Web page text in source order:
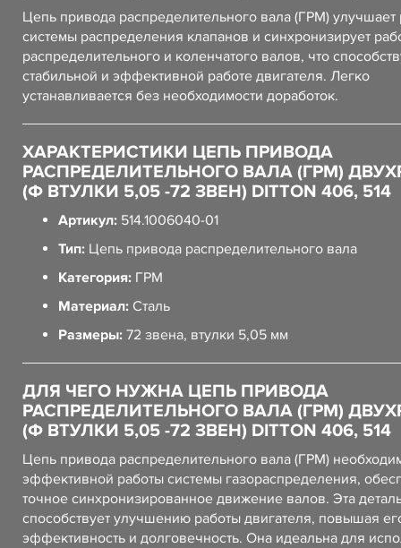
Цепь привода распределительного вала (ГРМ) улучшает
системы распределения клапанов и синхронизирует
распределительного и коленчатого валов, что
стабильной и эффективной работе двигателя. Легко
устанавливается без необходимости доработок.
ХАРАКТЕРИСТИКИ ЦЕПЬ ПРИВОДА
РАСПРЕДЕЛИТЕЛЬНОГО ВАЛА (ГРМ)
(Ф ВТУЛКИ 5,05 -72 ЗВЕН) DITTON 406, 514
Артикул: 514.1006040-01
Тип: Цепь привода распределительного вала
Категория: ГРМ
Материал: Сталь
Размеры: 72 звена, втулки 5,05 мм
ДЛЯ ЧЕГО НУЖНА ЦЕПЬ ПРИВОДА
РАСПРЕДЕЛИТЕЛЬНОГО ВАЛА (ГРМ)
(Ф ВТУЛКИ 5,05 -72 ЗВЕН) DITTON 406, 514
Цепь привода распределительного вала (ГРМ)
эффективной работы системы газораспределения,
точное синхронизированное движение валов. Эта
способствует улучшению работы двигателя, повышая
эффективность и долговечность. Она идеальна для